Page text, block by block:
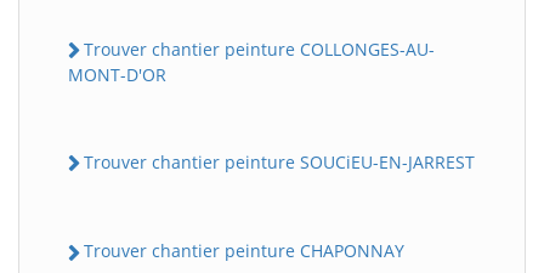
Trouver chantier peinture COLLONGES-AU-
MONT-D'OR
Trouver chantier peinture SOUCiEU-EN-JARREST
Trouver chantier peinture CHAPONNAY